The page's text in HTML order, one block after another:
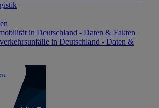
in Deutschland - Daten & Fakten
in Deutschland - Daten &